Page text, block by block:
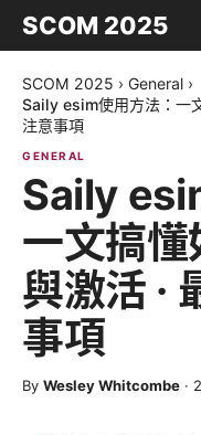
SCOM 2025
SCOM 2025 › General ›
Saily esim使用方法：一
注意事項
GENERAL
Saily
一文搞
與激活 ·
事項
By Wesley Whitcombe ·